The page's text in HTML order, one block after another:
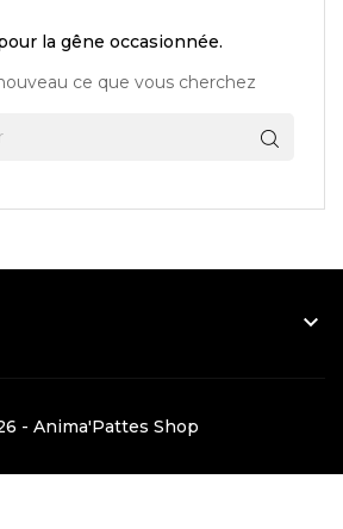
la gêne occasionnée.
ce que vous cherchez

- Anima'Pattes Shop